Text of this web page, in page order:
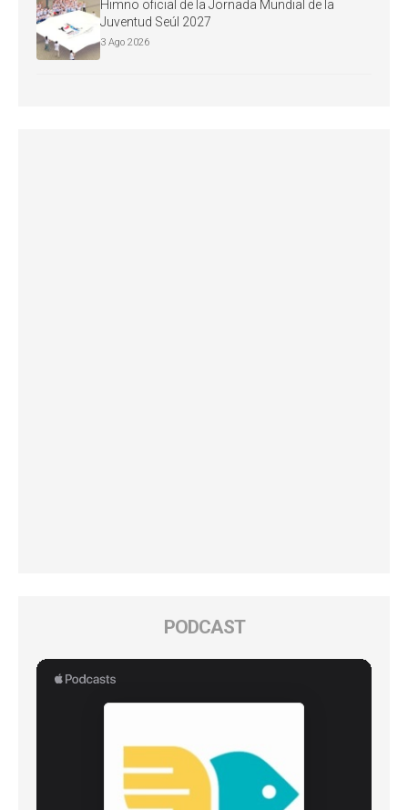
Himno oficial de la Jornada Mundial de la
Juventud Seúl 2027
3 Ago 2026
PODCAST